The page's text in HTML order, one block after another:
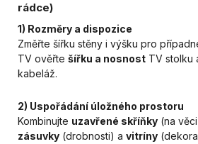
rádce)
1) Rozměry a dispozice
Změřte šířku stěny i výšku pro
TV ověřte šířku a nosnost TV stolku
kabeláž.
2) Uspořádání úložného prostoru
Kombinujte uzavřené skříňky (na věci
zásuvky (drobnosti) a vitríny